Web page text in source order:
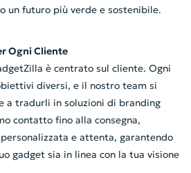
un futuro più verde e sostenibile.
Ogni Cliente
è centrato sul cliente. Ogni
diversi, e il nostro team si
a tradurli in soluzioni di branding
contatto fino alla consegna,
e attenta, garantendo
gadget sia in linea con la tua visione